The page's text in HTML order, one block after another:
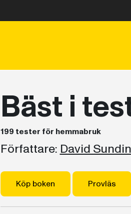
Bäst i
199 tester för hemmabruk
Författare: David Sundin
Köp boken Provläs